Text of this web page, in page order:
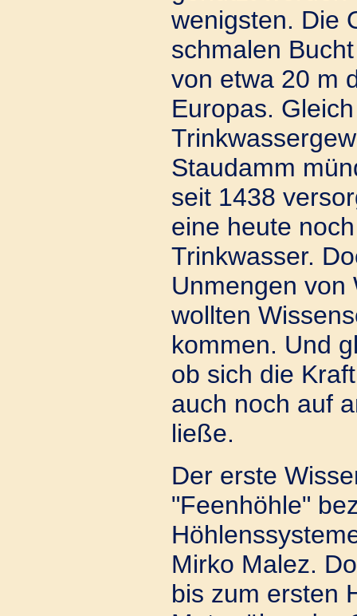
wenigsten. Die
schmalen
von etwa 20 m
Europas.
Staudamm
seit 1438
eine heute
Trinkwasser.
Unmengen von
wollten
kommen. Und
ob sich die
auch noch auf
ließe.
Der erste
"Feenhöhle"
Mirko Malez.
bis zum ersten